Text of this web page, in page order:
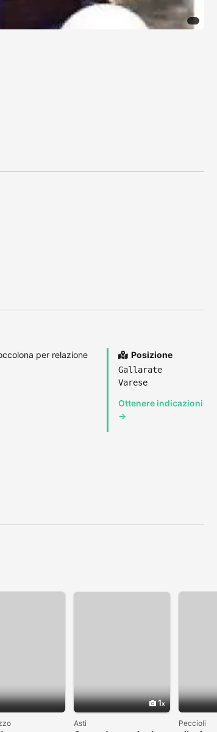
per relazione
Posizione
Gallarate
Varese
Ottenere indicazioni
→
1
Asti Peccioli